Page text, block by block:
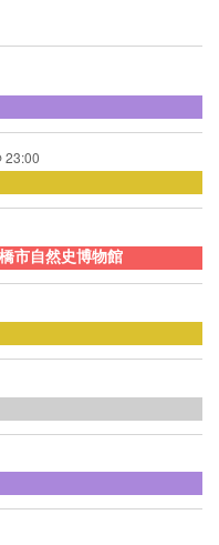
ョ
ン
を
表
示
23:00
市自然史博物館